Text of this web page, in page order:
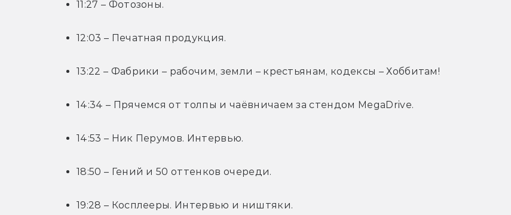
11:27 – Фотозоны.
12:03 – Печатная продукция.
13:22 – Фабрики – рабочим, земли – крестьянам, кодексы – Хоббитам!
14:34 – Прячемся от толпы и чаёвничаем за стендом MegaDrive.
14:53 – Ник Перумов. Интервью.
18:50 – Гений и 50 оттенков очереди.
19:28 – Косплееры. Интервью и ништяки.